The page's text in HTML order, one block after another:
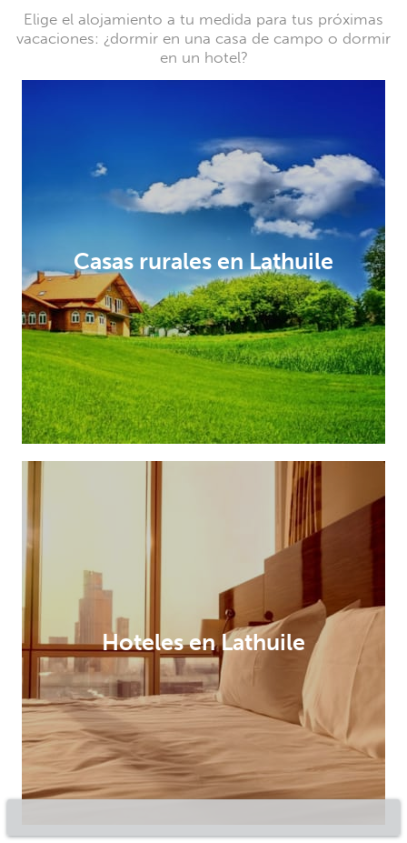
Elige el alojamiento a tu medida para tus próximas
vacaciones: ¿dormir en una casa de campo o dormir
en un hotel?
Casas rurales en Lathuile
Hoteles en Lathuile